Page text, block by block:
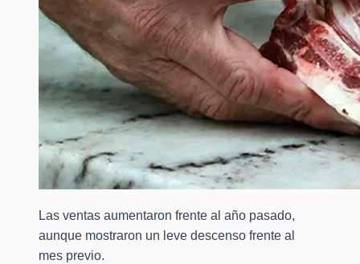
Las ventas aumentaron frente al año pasado,
aunque mostraron un leve descenso frente al
mes previo.